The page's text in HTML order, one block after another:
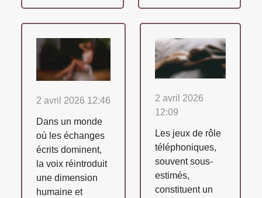
2 avril 2026 12:46
Dans un monde
où les échanges
écrits dominent,
la voix réintroduit
une dimension
humaine et
2 avril 2026
12:09
Les jeux de rôle
téléphoniques,
souvent sous-
estimés,
constituent un